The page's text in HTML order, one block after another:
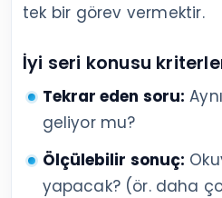
tek bir görev vermektir.
İyi seri konusu
Tekrar eden soru:
geliyor mu?
Ölçülebilir sonuç:
yapacak? (ör. daha